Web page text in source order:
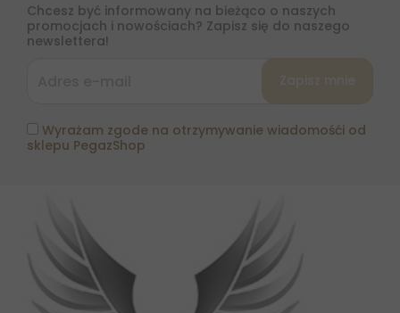
Chcesz być informowany na bieżąco o naszych
promocjach i nowościach? Zapisz się do naszego
newslettera!
Wyrażam zgode na otrzymywanie wiadomośći od
sklepu PegazShop